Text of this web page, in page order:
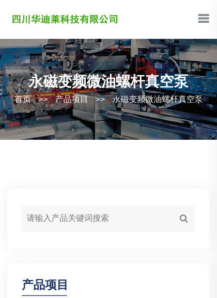
永磁变频微油螺杆真空泵
首页 >> 产品项目 >> 永磁变频微油螺杆真空泵
产品项目